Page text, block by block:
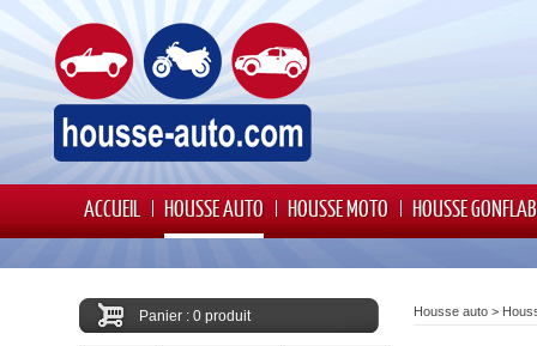
ACCUEIL HOUSSE AUTO HOUSSE MOTO HOUSSE
Housse auto >
Panier : 0 produit